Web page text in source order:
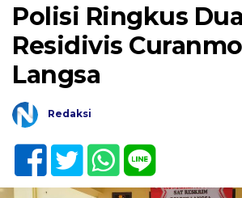
Polisi Ringkus Dua
Residivis
Langsa
Redaksi